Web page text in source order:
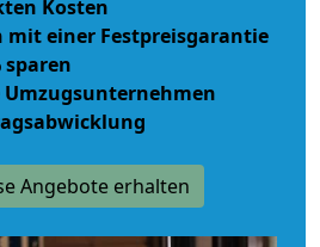
Kosten
mit einer Festpreisgarantie
sparen
Angebote erhalten